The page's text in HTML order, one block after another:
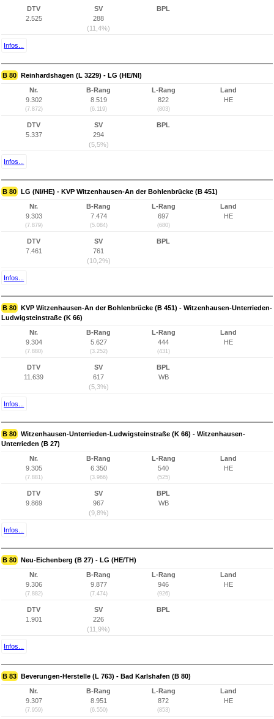
DTV
2.525
SV
288
(11,4%)
BPL
Infos...
B 80 Reinhardshagen (L 3229) - LG (HE/NI)
Nr.
9.302
(7.872)
B-Rang
8.519
(6.119)
L-Rang
822
(803)
Land
HE
DTV
5.337
SV
294
(5,5%)
BPL
Infos...
B 80 LG (NI/HE) - KVP Witzenhausen-An der Bohlenbrücke (B 451)
Nr.
9.303
(7.879)
B-Rang
7.474
(5.084)
L-Rang
697
(680)
Land
HE
DTV
7.461
SV
761
(10,2%)
BPL
Infos...
B 80 KVP Witzenhausen-An der Bohlenbrücke (B 451) - Witzenhausen-Unterrieden-
Ludwigsteinstraße (K 66)
Nr.
9.304
(7.880)
B-Rang
5.627
(3.252)
L-Rang
444
(431)
Land
HE
DTV
11.639
SV
617
(5,3%)
BPL
WB
Infos...
B 80 Witzenhausen-Unterrieden-Ludwigsteinstraße (K 66) - Witzenhausen-
Unterrieden (B 27)
Nr.
9.305
(7.881)
B-Rang
6.350
(3.966)
L-Rang
540
(525)
Land
HE
DTV
9.869
SV
967
(9,8%)
BPL
WB
Infos...
B 80 Neu-Eichenberg (B 27) - LG (HE/TH)
Nr.
9.306
(7.882)
B-Rang
9.877
(7.474)
L-Rang
946
(926)
Land
HE
DTV
1.901
SV
226
(11,9%)
BPL
Infos...
B 83 Beverungen-Herstelle (L 763) - Bad Karlshafen (B 80)
Nr.
9.307
(7.959)
B-Rang
8.951
(6.550)
L-Rang
872
(853)
Land
HE